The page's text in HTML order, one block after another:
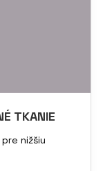
TKANIE
nižšiu